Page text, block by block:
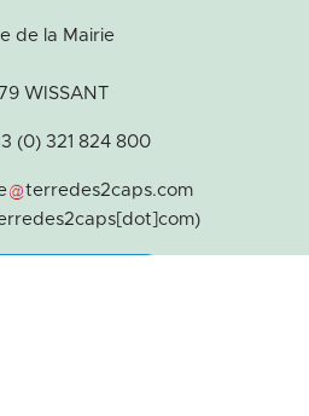
de la Mairie
WISSANT
(0) 321 824 800
terredes2caps.com